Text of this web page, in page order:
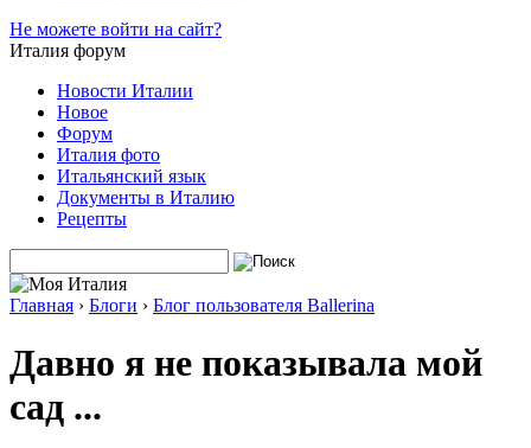
Не можете войти на сайт?
Италия форум
Новости Италии
Новое
Форум
Италия фото
Итальянский язык
Документы в Италию
Рецепты
Главная › Блоги › Блог пользователя Ballerina
Давно я не показывала мой
сад ...